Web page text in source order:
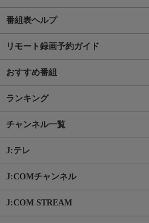
番組表ヘルプ
リモート録画予約ガイド
おすすめ番組
ランキング
チャンネル一覧
J:テレ
J:COMチャンネル
J:COM STREAM